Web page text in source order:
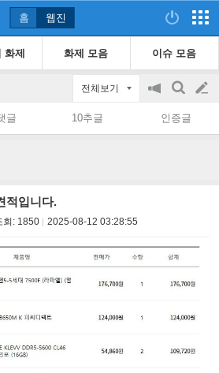
홈 웹진
화제 화제 모음 이슈 모음
전체보기
공
on/off
검
색
글
쓰
글 10추글 인증글
적입니다.
회: 1850 2025-08-12 03:28:55